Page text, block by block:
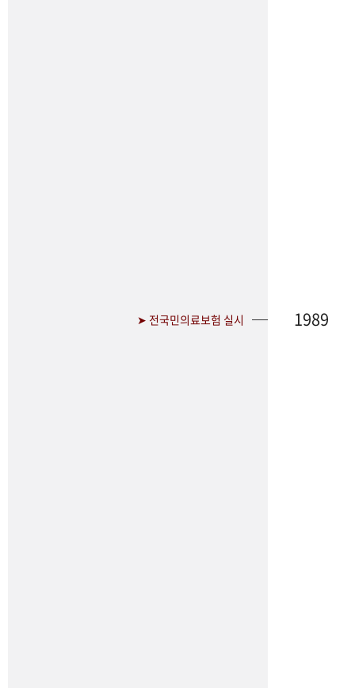
➤ 전국민의료보험 실시 1989